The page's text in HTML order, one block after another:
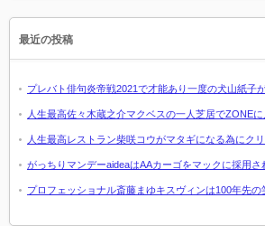
最近の投稿
プレバト俳句炎帝戦2021で才能あり一度の犬山紙子
人生最高佐々木蔵之介マクベスの一人芝居でZONEに
人生最高レストラン柴咲コウがマタギになる為にク
がっちりマンデーaideaはAAカーゴをマックに採用さ
プロフェッショナル斎藤まゆキスヴィンは100年先の